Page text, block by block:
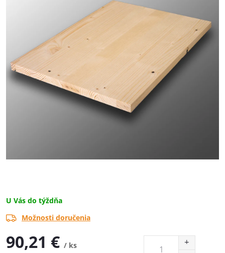
U Vás do týždňa
Možnosti doručenia
90,21 € / ks